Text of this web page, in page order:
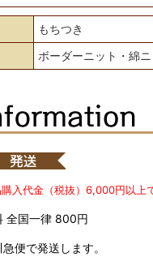
もちつき
ボーダーニット・綿
入代金（税抜）6,000円以上
全国一律 800円
便で発送します。